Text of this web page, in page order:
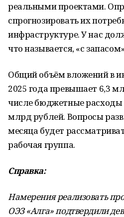
реальными проектами.
спрогнозировать их
инфраструктуре. У нас
что называется, «с
Общий объём вложений в
2025 года превышает 6,3
числе бюджетные расходы
млрд рублей. Вопросы
месяца будет
рабочая группа.
Справка:
Намерения реализовать
ОЭЗ «Алга» подтвердили